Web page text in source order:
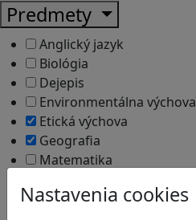
Nastavenia cookies
Predmety
Anglický jazyk
Biológia
Dejepis
Environmentálna výchova
Etická výchova
Geografia
Matematika
Vlastiveda